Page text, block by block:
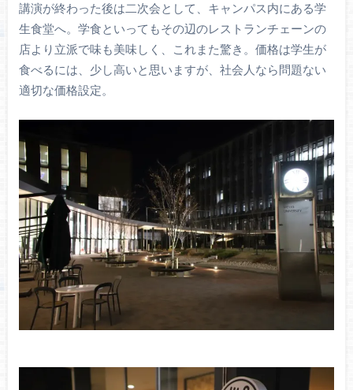
講演が終わった後は二次会として、キャンパス内にある学
生食堂へ。学食といってもその辺のレストランチェーンの
店より立派で味も美味しく、これまた驚き。価格は学生が
食べるには、少し高いと思いますが、社会人なら問題ない
適切な価格設定。